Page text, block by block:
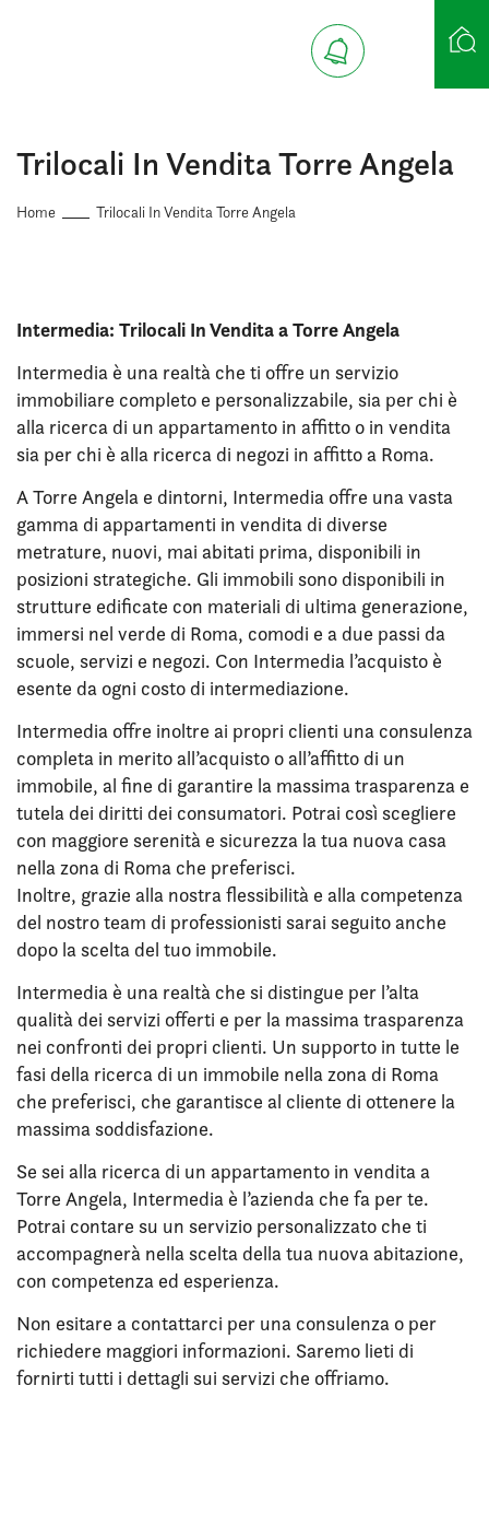
Ricerca case
Trilocali In Vendita Torre Angela
Home Trilocali In Vendita Torre Angela
Intermedia: Trilocali In Vendita a Torre Angela
Intermedia è una realtà che ti offre un servizio
immobiliare completo e personalizzabile, sia per chi è
alla ricerca di un appartamento in affitto o in vendita
sia per chi è alla ricerca di negozi in affitto a Roma.
A Torre Angela e dintorni, Intermedia offre una vasta
gamma di appartamenti in vendita di diverse
metrature, nuovi, mai abitati prima, disponibili in
posizioni strategiche. Gli immobili sono disponibili in
strutture edificate con materiali di ultima generazione,
immersi nel verde di Roma, comodi e a due passi da
scuole, servizi e negozi. Con Intermedia l’acquisto è
esente da ogni costo di intermediazione.
Intermedia offre inoltre ai propri clienti una consulenza
completa in merito all’acquisto o all’affitto di un
immobile, al fine di garantire la massima trasparenza e
tutela dei diritti dei consumatori. Potrai così scegliere
con maggiore serenità e sicurezza la tua nuova casa
nella zona di Roma che preferisci.
Inoltre, grazie alla nostra flessibilità e alla competenza
del nostro team di professionisti sarai seguito anche
dopo la scelta del tuo immobile.
Intermedia è una realtà che si distingue per l’alta
qualità dei servizi offerti e per la massima trasparenza
nei confronti dei propri clienti. Un supporto in tutte le
fasi della ricerca di un immobile nella zona di Roma
che preferisci, che garantisce al cliente di ottenere la
massima soddisfazione.
Se sei alla ricerca di un appartamento in vendita a
Torre Angela, Intermedia è l’azienda che fa per te.
Potrai contare su un servizio personalizzato che ti
accompagnerà nella scelta della tua nuova abitazione,
con competenza ed esperienza.
Non esitare a contattarci per una consulenza o per
richiedere maggiori informazioni. Saremo lieti di
fornirti tutti i dettagli sui servizi che offriamo.